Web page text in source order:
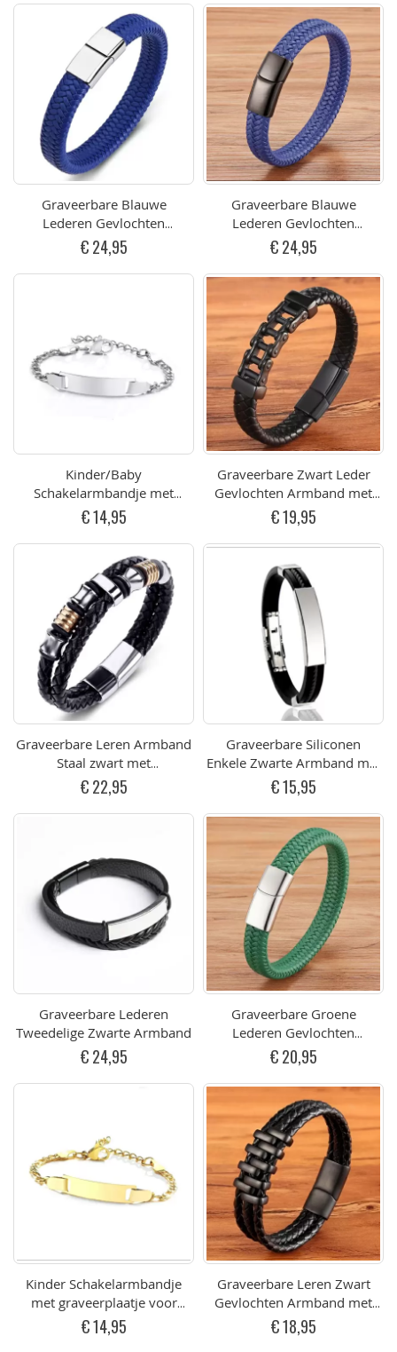
Graveerbare Blauwe
Lederen Gevlochten
Armband met Zilverkleurige
Sluiting (div afmetingen)
€ 24,95
Graveerbare Blauwe
Lederen Gevlochten
Armband met Zwarte
Sluiting (div afmetingen)
€ 24,95
Kinder/Baby
Schakelarmbandje met
graveerplaatje voor Naam
RVS 12-15cm
€ 14,95
Graveerbare Zwart Leder
Gevlochten Armband met
Zwart Staal Schakel Design
€ 19,95
Graveerbare Leren Armband
Staal zwart met
Magneetsluiting goudkleurig
(opt. Graveren)
€ 22,95
Graveerbare Siliconen
Enkele Zwarte Armband met
Zwarte Band
€ 15,95
Graveerbare Lederen
Tweedelige Zwarte Armband
€ 24,95
Graveerbare Groene
Lederen Gevlochten
Armband met Zilverkleurige
Sluiting (div afmetingen)
€ 20,95
Kinder Schakelarmbandje
met graveerplaatje voor
Naam Goudkleurig RVS 16-
21cm
€ 14,95
Graveerbare Leren Zwart
Gevlochten Armband met
Zwart Staal Design
€ 18,95